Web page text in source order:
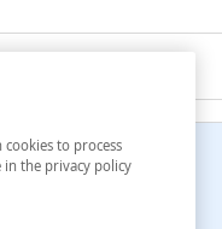
to process
in the privacy policy